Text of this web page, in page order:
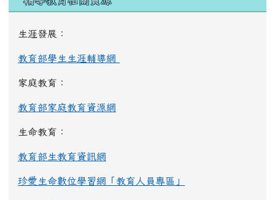
生涯發展：
教育部學生生涯輔導網
家庭教育：
教育部家庭教育資源網
生命教育：
教育部生教育資訊網
珍愛生命數位學習網「教育人員專區」